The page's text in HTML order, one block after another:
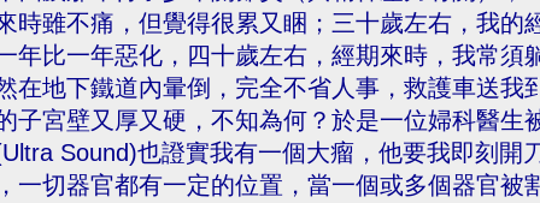
時雖不痛，但覺得很累又睏；三十歲左右，我的
年比一年惡化，四十歲左右，經期來時，我常須
在地下鐵道內暈倒，完全不省人事，救護車送我
子宮壁又厚又硬，不知為何？於是一位婦科醫生
Sound)也證實我有一個大瘤，他要我即刻開
一切器官都有一定的位置，當一個或多個器官被